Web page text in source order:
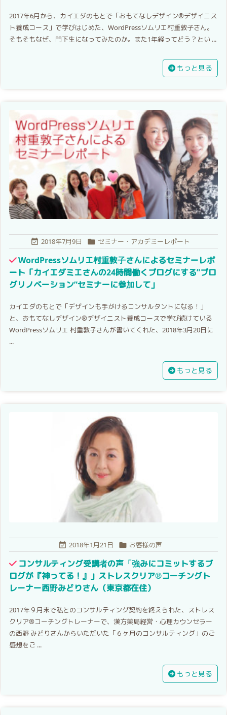
2017年6月から、カイエダのもとで「おもてなしデザイン®デザイニス
ト養成コース」で学びはじめた、WordPressソムリエ村重敦子さん。
そもそもなぜ、門下生になってみたのか。また1年経ってどう？とい ...
もっと見る
 2018年7月9日  セミナー・アカデミーレポート
WordPressソムリエ村重敦子さんによるセミナーレポ
ート「カイエダミエさんの24時間働くブログにする”ブロ
グリノベーション”セミナーに参加して」
カイエダのもとで「デザインも手がけるコンサルタントになる！」
と、おもてなしデザイン®デザイニスト養成コースで学び続けている
WordPressソムリエ 村重敦子さんが書いてくれた、2018年3月20日に
...
もっと見る
 2018年1月21日  お客様の声
コンサルティング受講者の声「強みにコミットするブ
ログが『神ってる！』」ストレスクリア®コーチングト
レーナー西野みどりさん（東京都在住）
2017年９月末で私とのコンサルティング契約を終えられた、ストレス
クリア®コーチングトレーナーで、漢方薬局経営・心理カウンセラー
の西野 みどりさんからいただいた「６ヶ月のコンサルティング」のご
感想をご ...
もっと見る